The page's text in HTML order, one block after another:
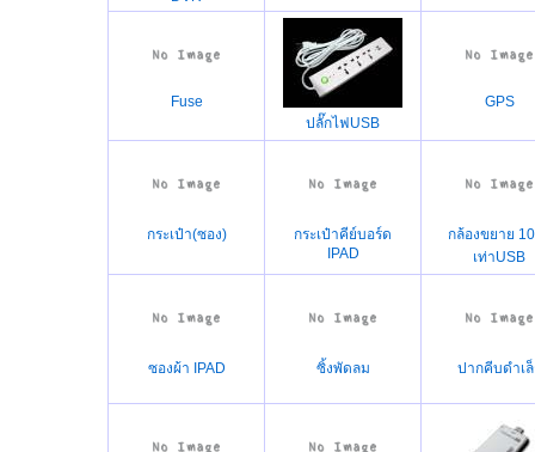
Fuse
ปลั๊กไฟUSB
GPS
กระเป๋า(ซอง)
กระเป๋าคีย์บอร์ด
IPAD
กล้องขยาย
เท่าUSB
ซองผ้า IPAD ซิ้งพัดลม ปากคีบดำเ